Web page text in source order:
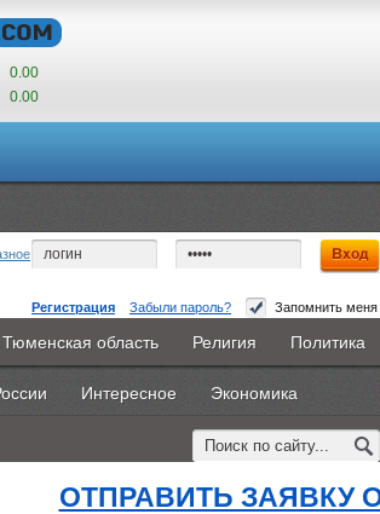
0.00
0.00
09
(GMT +5)
Регистрация Забыли пароль? Запомнить меня
Объявления КНИГИ ВестиNet
Прочее
Тюменская область Религия Политика
Интересное Экономика
образование заочно
среднее
ОТПРАВИТЬ ЗАЯВКУ